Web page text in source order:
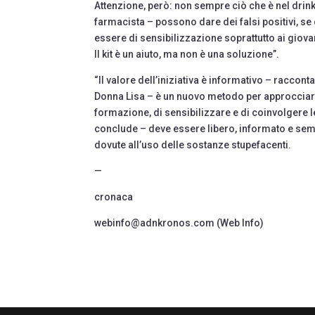
Attenzione, però: non sempre ciò che è nel
farmacista – possono dare dei falsi positivi, se
essere di sensibilizzazione soprattutto ai
Il kit è un aiuto, ma non è una soluzione”.
“Il valore dell’iniziativa è informativo –
Donna Lisa – è un nuovo metodo per
formazione, di sensibilizzare e di coinvolgere
conclude – deve essere libero, informato e
dovute all’uso delle sostanze stupefacenti.
—
cronaca
webinfo@adnkronos.com (Web Info)